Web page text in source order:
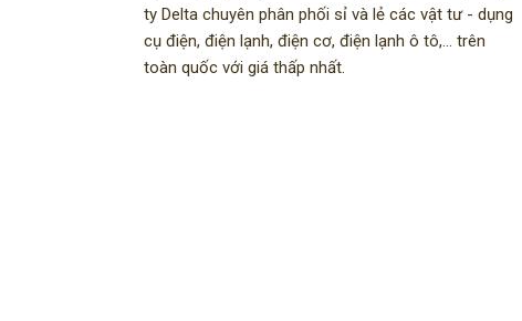
ty Delta chuyên phân phối sỉ và lẻ các vật tư - dụng
cụ điện, điện lạnh, điện cơ, điện lạnh ô tô,... trên
toàn quốc với giá thấp nhất.